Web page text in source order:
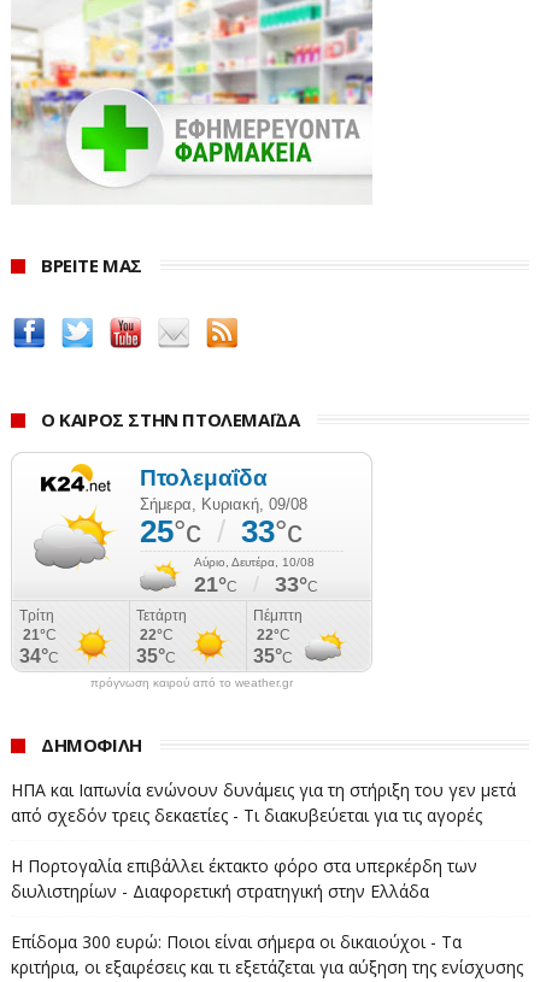
Τα αναλυτικά στοιχεία δείχνουν ότι στην Ελλάδα
υπάρχουν περίπου 40.800 μονογονεϊκά νοικοκυριά με
παιδιά. Από αυτά, περίπου 28.800 αφορούν οικογένειες
με ένα παιδί, 10.500 οικογένειες με δύο παιδιά, ενώ
ιδιαίτερα περιορισμένος είναι ο αριθμός των
αυτή ακολουθεί τη γενικότερη ευρωπαϊκή τάση, καθώς
οικογενειών μεγαλώνει ένα παιδί.
ένα παιδί, τα 1,89 εκατομμύρια δύο παιδιά και περίπου
550.000 τρία ή περισσότερα παιδιά. Με άλλα λόγια, το
60,1% των μονογονεϊκών οικογενειών στην Ένωση έχει
ένα παιδί, το 30,9% δύο παιδιά και μόλις το 9% τρία ή
περισσότερα.
Η σύγκριση με τις μεγαλύτερες ευρωπαϊκές οικονομίες
αποτυπώνει ακόμη πιο έντονα τις διαφορές. Η Γαλλία
καταγράφει περίπου 1,48 εκατομμύρια μονογονεϊκά
περισσότερα από 581.000. Τα μεγέθη αυτά αντανακλούν
όχι μόνο το μεγαλύτερο πληθυσμό των χωρών αυτών,
αλλά και διαφορετικές κοινωνικές και οικογενειακές
Ενδιαφέρον παρουσιάζει και η σύνθεση των
μονογονεϊκών νοικοκυριών στην Ευρώπη. Από το
σύνολο των 6,1 εκατομμυρίων οικογενειών, περίπου 5
ΒΡΕΙΤΕ ΜΑΣ
Ο ΚΑΙΡΟΣ ΣΤΗΝ ΠΤΟΛΕΜΑΪΔΑ
πρόγνωση καιρού από το weather.gr
ΔΗΜΟΦΙΛΗ
ΗΠΑ και Ιαπωνία ενώνουν δυνάμεις για τη στήριξη του γεν μετά
από σχεδόν τρεις δεκαετίες - Τι διακυβεύεται για τις αγορές
Η Πορτογαλία επιβάλλει έκτακτο φόρο στα υπερκέρδη των
διυλιστηρίων - Διαφορετική στρατηγική στην Ελλάδα
Επίδομα 300 ευρώ: Ποιοι είναι σήμερα οι δικαιούχοι - Τα
κριτήρια, οι εξαιρέσεις και τι εξετάζεται για αύξηση της ενίσχυσης